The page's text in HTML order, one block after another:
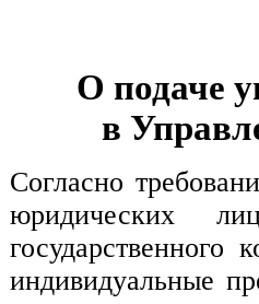
О подаче
в
Согласно
юридических
индивидуальные